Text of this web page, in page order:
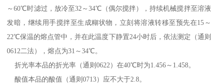
～60℃时滤过，放冷至32～34℃（偶尔搅拌），持续机械搅拌至溶液
发暗，继续用手搅拌至生成糊状物，立刻将溶液转移至预先在15～
22℃保温的熔点管中，并在此温度下静置24小时后，依法测定（通则
0612二法），熔点为31～34℃。
折光率本品的折光率（通则0622）在40℃时为1.456～1.458。
酸值本品的酸值（通则0713）应不大于2.8。